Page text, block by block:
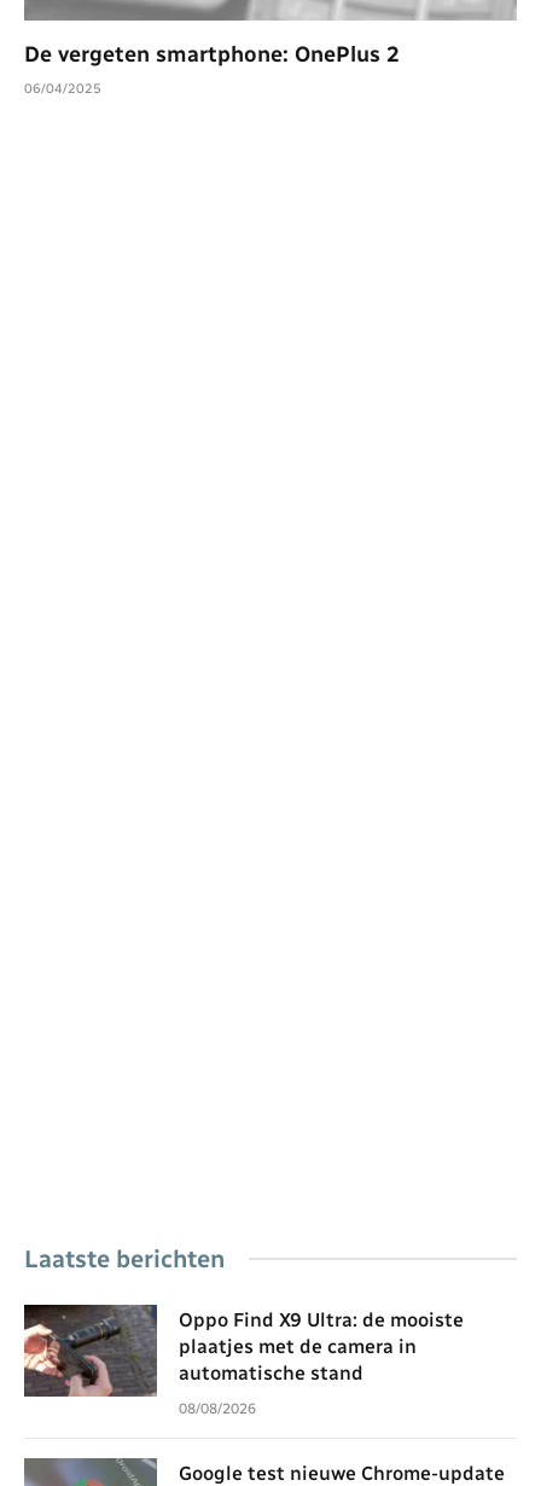
De vergeten smartphone: OnePlus 2
06/04/2025
Laatste berichten
Oppo Find X9 Ultra: de mooiste
plaatjes met de camera in
automatische stand
08/08/2026
Google test nieuwe Chrome-update